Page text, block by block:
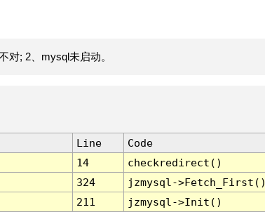
对; 2、mysql未启动。
Line
Code
14
checkredirect()
324
jzmysql-
211
jzmysql->Init()